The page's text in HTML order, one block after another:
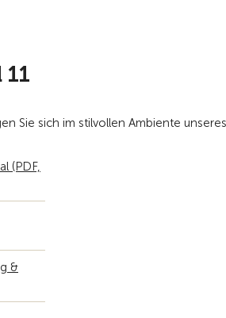
Sie sich im stilvollen Ambiente
(PDF,
&